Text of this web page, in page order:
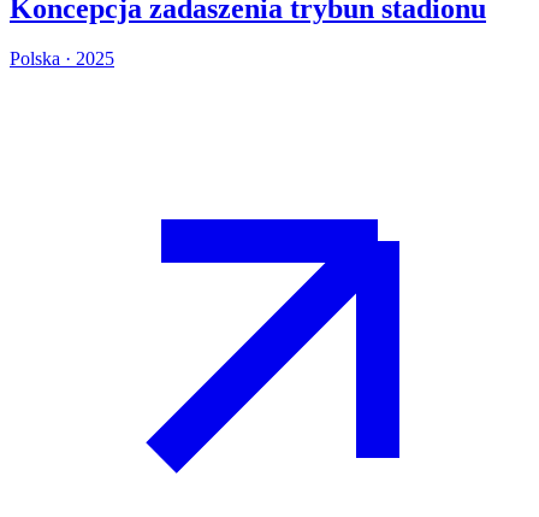
Koncepcja zadaszenia trybun stadionu
Polska · 2025